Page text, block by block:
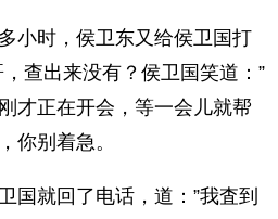
小时，侯卫东又给侯卫国打
查出来没有？侯卫国笑道：”
才正在开会，等一会儿就帮
你别着急。
国就回了电话，道：”我査到